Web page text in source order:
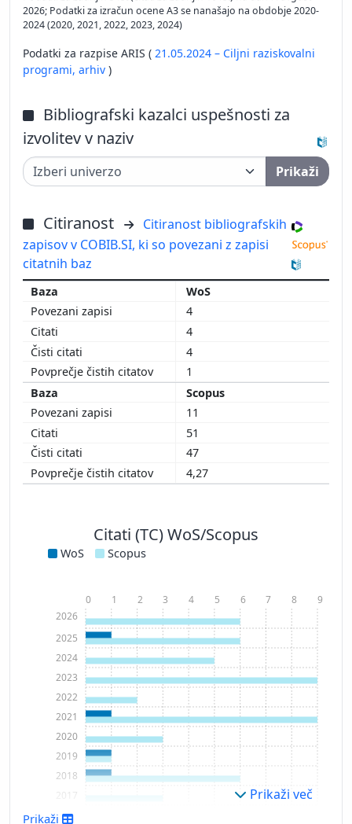
2026; Podatki za izračun ocene A3 se nanašajo na obdobje 2020-
2024 (2020, 2021, 2022, 2023, 2024)
Podatki za razpise ARIS ( 21.05.2024 – Ciljni raziskovalni
programi, arhiv )
Bibliografski kazalci uspešnosti za
izvolitev v naziv
Prikaži
Citiranost
Citiranost bibliografskih
zapisov v COBIB.SI, ki so povezani z zapisi
citatnih baz
WoS
4
4
4
1
Scopus
11
51
47
4,27
Citati (TC) WoS/Scopus
WoS Scopus
2015
2017
2018
2019
2020
2021
2022
2023
2024
2025
2026
0 1 2 3 4 5 6 7 8 9
Prikaži več
Prikaži